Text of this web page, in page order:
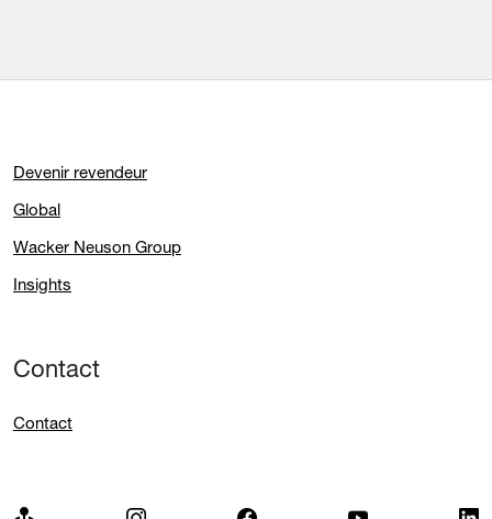
Devenir revendeur
Global
Wacker Neuson Group
Insights
Contact
Contact